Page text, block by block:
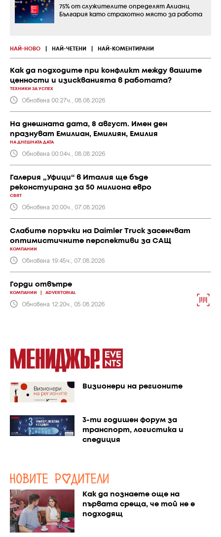
НАЙ-НОВО НАЙ-ЧЕТЕНИ НАЙ-КОМЕНТИРАНИ
Как да подходите при конфликт между вашите
ценности и изискванията в работата?
ТЕХНИКИ ЗА УСПЕХ
Обновена 00:27ч., 08.08.2026
На днешната дата, 8 август. Имен ден
празнуват Емилиан, Емилиян, Емилия
НА ДНЕШНАТА ДАТА
Обновена 00:04ч., 08.08.2026
Галерия „Уфици“ в Италия ще бъде
реконстуирана за 50 милиона евро
СВЯТ
Обновена 20:00ч., 07.08.2026
Слабите поръчки на Daimler Truck засенчват
оптимистичните перспективи за САЩ
КОМПАНИИ
Обновена 19:45ч., 07.08.2026
Горди отвътре
КОМПАНИИ ADVERTORIAL
Обновена 12:20ч., 05.08.2026
75% от служителите определят Алианц
България като страхотно място за работа
Визионери на регионите
3-ти годишен форум за
транспорт, логистика и
спедиция
Как да познаете още на
първата среща, че той не е
подходящ